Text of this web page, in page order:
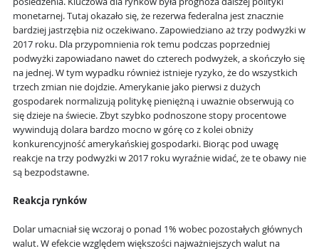
monetarnej. Tutaj okazało się, że rezerwa federalna jest znacznie
bardziej jastrzębia niż oczekiwano. Zapowiedziano aż trzy podwyżki w
2017 roku. Dla przypomnienia rok temu podczas poprzedniej
podwyżki zapowiadano nawet do czterech podwyżek, a skończyło się
na jednej. W tym wypadku również istnieje ryzyko, że do wszystkich
trzech zmian nie dojdzie. Amerykanie jako pierwsi z dużych
gospodarek normalizują politykę pieniężną i uważnie obserwują co
się dzieje na świecie. Zbyt szybko podnoszone stopy procentowe
wywindują dolara bardzo mocno w górę co z kolei obniży
konkurencyjność amerykańskiej gospodarki. Biorąc pod uwagę
reakcje na trzy podwyżki w 2017 roku wyraźnie widać, że te obawy nie
są bezpodstawne.
Reakcja rynków
Dolar umacniał się wczoraj o ponad 1% wobec pozostałych głównych
walut. W efekcie względem większości najważniejszych walut na